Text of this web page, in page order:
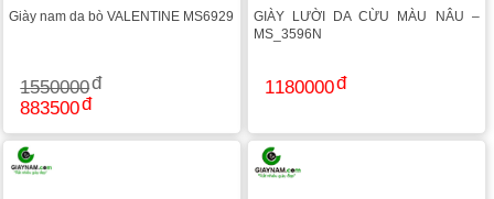
Giày nam da bò VALENTINE MS6929
1550000
883500
GIÀY LƯỜI DA CỪU MÀU NÂU –
MS_3596N
1180000